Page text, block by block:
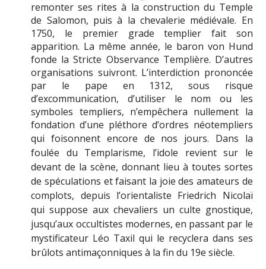
remonter ses rites à la construction du Temple
de Salomon, puis à la chevalerie médiévale. En
1750, le premier grade templier fait son
apparition. La même année, le baron von Hund
fonde la Stricte Observance Templière. D’autres
organisations suivront. L’interdiction prononcée
par le pape en 1312, sous risque
d’excommunication, d’utiliser le nom ou les
symboles templiers, n’empêchera nullement la
fondation d’une pléthore d’ordres néo­templiers
qui foisonnent encore de nos jours. Dans la
foulée du Templarisme, l’idole revient sur le
devant de la scène, donnant lieu à toutes sortes
de spéculations et faisant la joie des amateurs de
complots, depuis l’orientaliste Friedrich Nicolaï
qui suppose aux chevaliers un culte gnostique,
jusqu’aux occultistes modernes, en passant par le
mystificateur Léo Taxil qui le recyclera dans ses
brûlots antimaçonniques à la fin du 19e siècle.